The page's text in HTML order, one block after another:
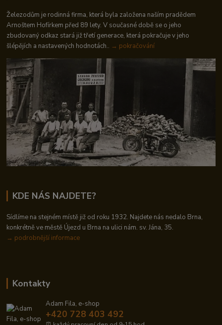
Železodům je rodinná firma, která byla založena naším pradědem
Arnoštem Hofírkem před 89 lety. V současné době se o jeho
zbudovaný odkaz stará již třetí generace, která pokračuje v jeho
šlépějích a nastavených hodnotách.. → pokračování
KDE NÁS NAJDETE?
Sídlíme na stejném místě již od roku 1932. Najdete nás nedalo Brna,
konkrétně ve městě Újezd u Brna na ulici nám. sv. Jána, 35.
→ podrobnější informace
Kontakty
Adam Fila, e-shop
+420 728 403 492